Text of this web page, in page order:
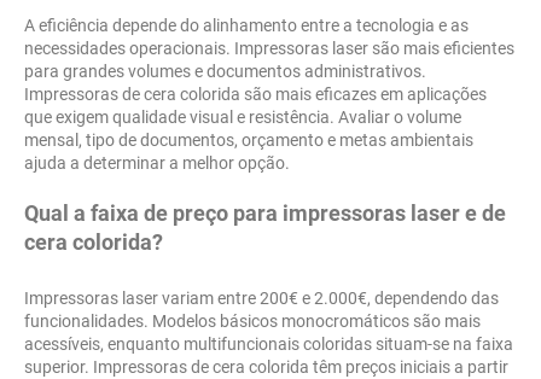
A eficiência depende do alinhamento entre a tecnologia e as
necessidades operacionais. Impressoras laser são mais eficientes
para grandes volumes e documentos administrativos.
Impressoras de cera colorida são mais eficazes em aplicações
que exigem qualidade visual e resistência. Avaliar o volume
mensal, tipo de documentos, orçamento e metas ambientais
ajuda a determinar a melhor opção.
Qual a faixa de preço para impressoras laser e de
cera colorida?
Impressoras laser variam entre 200€ e 2.000€, dependendo das
funcionalidades. Modelos básicos monocromáticos são mais
acessíveis, enquanto multifuncionais coloridas situam-se na faixa
superior. Impressoras de cera colorida têm preços iniciais a partir